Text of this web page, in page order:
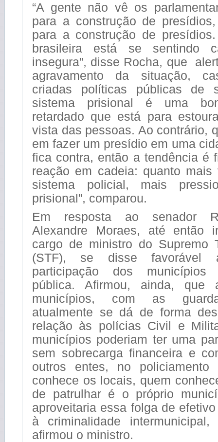
“A gente não vê os
para a construção de
para a construção de
brasileira está se sentindo
insegura”, disse Rocha, que
agravamento da situação,
criadas políticas públicas de
sistema prisional é uma
retardado que está para
vista das pessoas. Ao contrário,
em fazer um presídio em uma
fica contra, então a tendência é
reação em cadeia: quanto
sistema policial, mais
prisional”, comparou.
Em resposta ao senador
Alexandre Moraes, até então
cargo de ministro do Supremo
(STF), se disse favorável
participação dos municípios
pública. Afirmou, ainda, que
municípios, com as
atualmente se dá de forma
relação às polícias Civil e
municípios poderiam ter uma
sem sobrecarga financeira e
outros entes, no policiamento
conhece os locais, quem
de patrulhar é o próprio
aproveitaria essa folga de
à criminalidade intermunicipal,
afirmou o ministro.